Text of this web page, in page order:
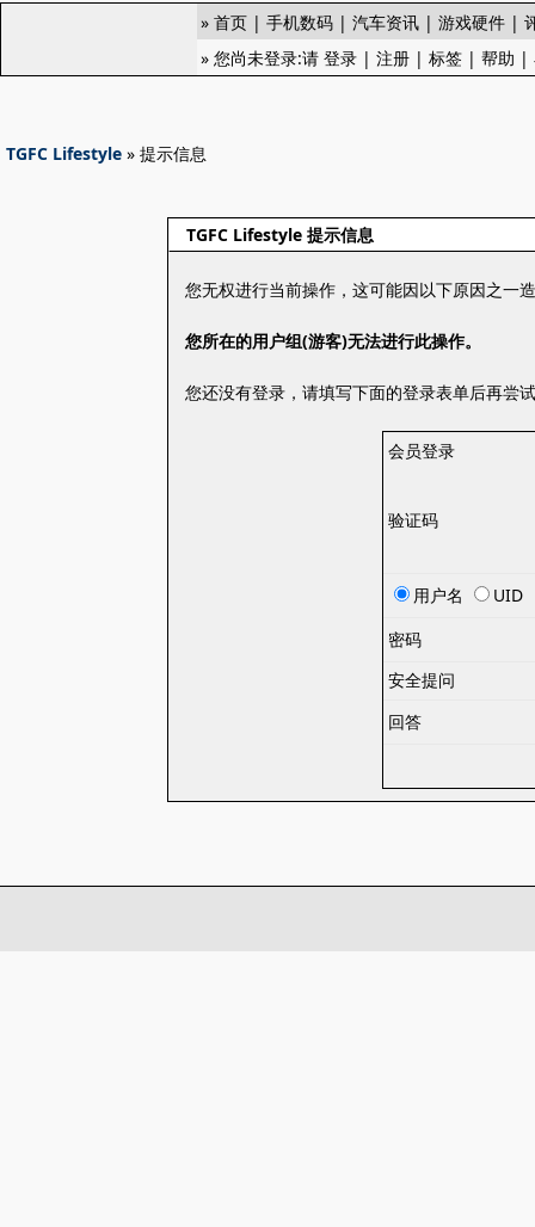
» 首页 | 手机数码 | 汽车资讯 | 游戏硬件 |
» 您尚未登录:请 登录 | 注册 | 标签 | 帮助 |
TGFC Lifestyle » 提示信息
TGFC Lifestyle 提示信息
您无权进行当前操作，这可能因以下原因之一
您所在的用户组(游客)无法进行此操作。
您还没有登录，请填写下面的登录表单后再尝
会员登录
验证码
用户名
UID
密码
安全提问
回答